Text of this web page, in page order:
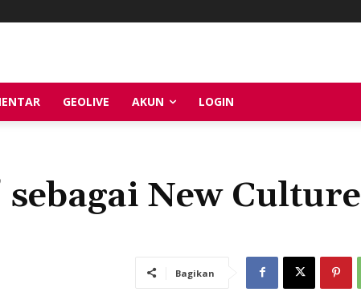
GEOLIVE AKUN LOGIN
New Culture
Bagikan